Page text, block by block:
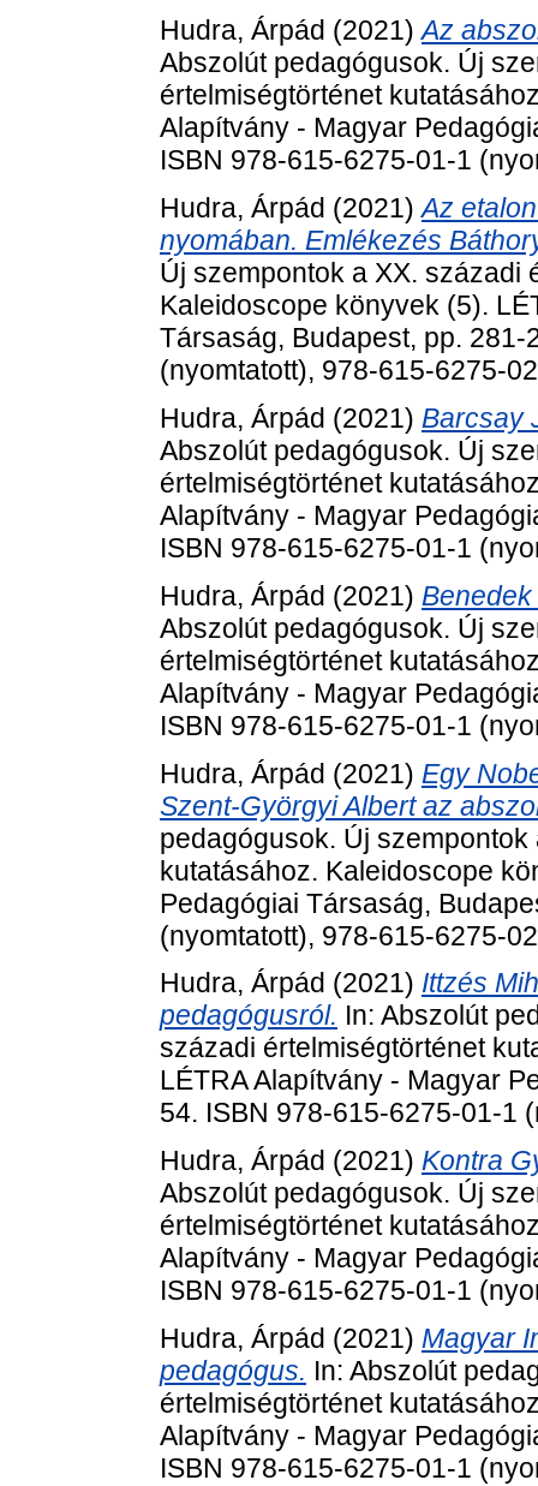
Hudra, Árpád (2021)Az
Abszolút pedagógusok. Új
értelmiségtörténet
Alapítvány - Magyar
ISBN 978-615-6275-01-1
Hudra, Árpád (2021)Az
nyomában. Emlékezés
Új szempontok a XX. századi
Kaleidoscope könyvek (5).
Társaság, Budapest, pp.
(nyomtatott), 978-615-6275-
Hudra, Árpád (2021) Barcsay
Abszolút pedagógusok. Új
értelmiségtörténet
Alapítvány - Magyar
ISBN 978-615-6275-01-1
Hudra, Árpád (2021)
Abszolút pedagógusok. Új
értelmiségtörténet
Alapítvány - Magyar
ISBN 978-615-6275-01-1
Hudra, Árpád (2021) Egy
Szent-Györgyi Albert az
pedagógusok. Új
kutatásához. Kaleidoscope
Pedagógiai Társaság,
(nyomtatott), 978-615-6275-
Hudra, Árpád (2021) Ittzés
pedagógusról. In: Abszolút
századi értelmiségtörténet
LÉTRA Alapítvány - Magyar
54. ISBN 978-615-6275-01-1
Hudra, Árpád (2021) Kontra
Abszolút pedagógusok. Új
értelmiségtörténet
Alapítvány - Magyar
ISBN 978-615-6275-01-1
Hudra, Árpád (2021) Magyar
pedagógus. In: Abszolút
értelmiségtörténet
Alapítvány - Magyar
ISBN 978-615-6275-01-1